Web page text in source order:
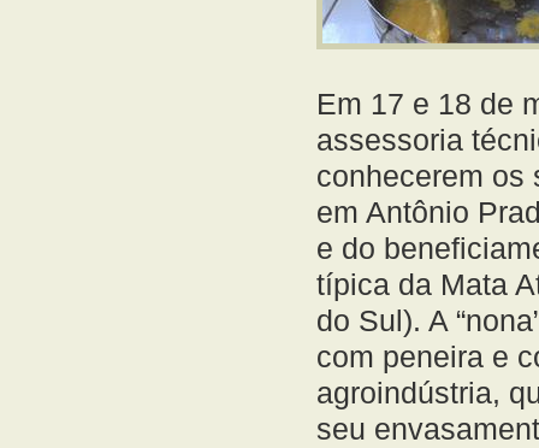
Em 17 e 18 de
assessoria
conhecerem os
em Antônio
e do
típica da Mata
do Sul). A
com peneira e
agroindústria,
seu